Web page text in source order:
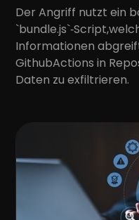
Der Angriff nutzt ein
Informationen
GithubActions in
Daten zu exfiltrieren.